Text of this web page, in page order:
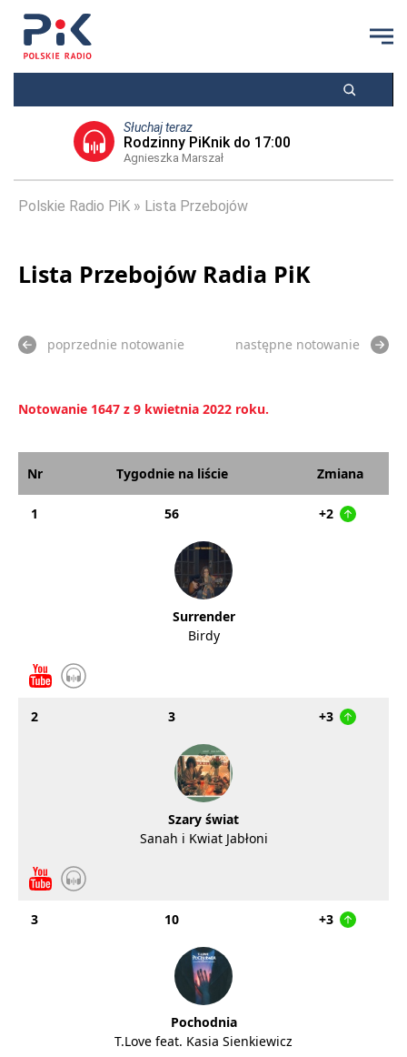
Słuchaj teraz
Rodzinny PiKnik do 17:00
Agnieszka Marszał
Polskie Radio PiK Lista Przebojów
Lista Przebojów Radia PiK
poprzednie notowanie następne notowanie
Notowanie 1647 z 9 kwietnia 2022 roku.
Nr Tygodnie na liście Zmiana
1 56 +2
Surrender
Birdy
2 3 +3
Szary świat
Sanah i Kwiat Jabłoni
3 10 +3
Pochodnia
T.Love feat. Kasia Sienkiewicz